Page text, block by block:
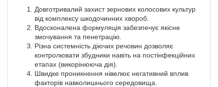
Довготривалий захист зернових колосових культур
від комплексу шкодочинних хвороб.
Вдосконалена формуляція забезпечує якісне
змочування та пенетрацію.
Різна системність діючих речовин дозволяє
контролювати збудники навіть на постінфекційних
етапах (викорінююча дія).
Швидке проникнення нівелює негативний вплив
факторів навколишнього середовища.